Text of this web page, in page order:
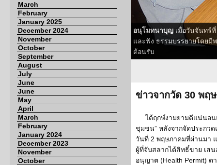
March
February
January 2025
December 2024
November
October
September
August
July
June
June
May
April
March
February
January 2024
December 2023
November
October
อนุโมทนาบุญ เมื่อวันจันทร์
และฟัง ธรรมบรรยายโดยมี
ต้อนรับ
ข่าวจากวัด 30 พฤ
ได้ฤกษ์งามยามดีแน่นอน
ชุมชน” หลังจากจัดประกว
วันที่ 2 พฤษภาคมที่ผ่านมา
ผู้ที่จับสลากได้สิทธิ์ขาย เสน
อนุญาต (Health Permit)